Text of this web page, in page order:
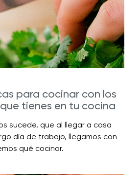
para cocinar con los
tienes en tu cocina
sucede, que al llegar a casa
día de trabajo, llegamos con
qué cocinar.